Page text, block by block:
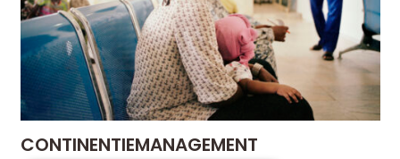
CONTINENTIEMANAGEMENT